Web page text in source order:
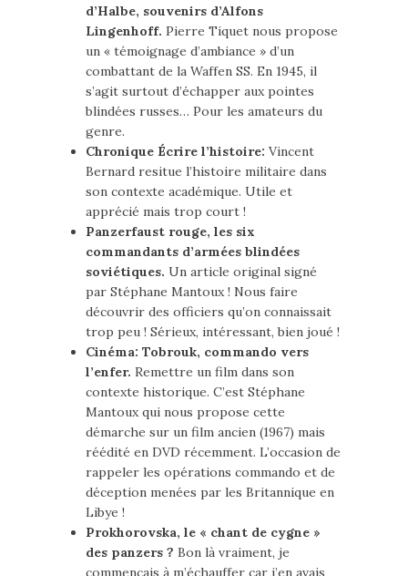
d’Halbe, souvenirs d’Alfons
Lingenhoff. Pierre Tiquet nous propose
un « témoignage d’ambiance » d’un
combattant de la Waffen SS. En 1945, il
s’agit surtout d’échapper aux pointes
blindées russes… Pour les amateurs du
genre.
Chronique Écrire l’histoire: Vincent
Bernard resitue l’histoire militaire dans
son contexte académique. Utile et
apprécié mais trop court !
Panzerfaust rouge, les six
commandants d’armées blindées
soviétiques. Un article original signé
par Stéphane Mantoux ! Nous faire
découvrir des officiers qu’on connaissait
trop peu ! Sérieux, intéressant, bien joué !
Cinéma: Tobrouk, commando vers
l’enfer. Remettre un film dans son
contexte historique. C’est Stéphane
Mantoux qui nous propose cette
démarche sur un film ancien (1967) mais
réédité en DVD récemment. L’occasion de
rappeler les opérations commando et de
déception menées par les Britannique en
Libye !
Prokhorovska, le « chant de cygne »
des panzers ? Bon là vraiment, je
commençais à m’échauffer car j’en avais